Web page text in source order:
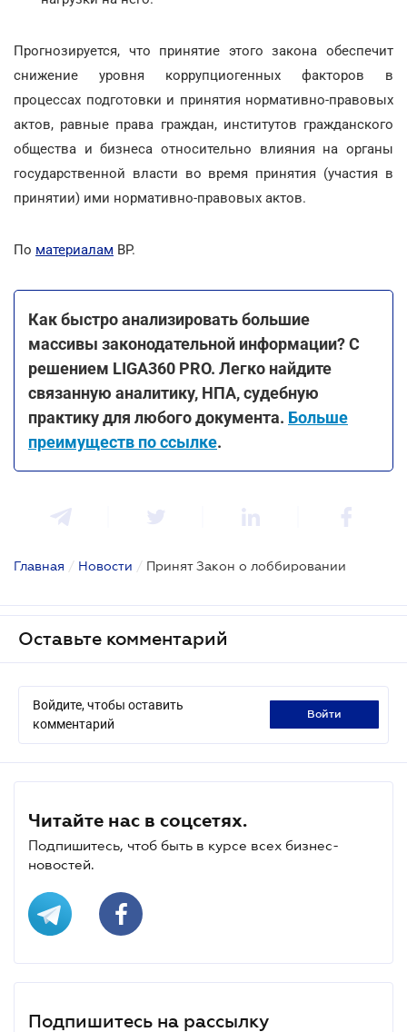
Прогнозируется, что принятие этого закона обеспечит
снижение уровня коррупциогенных факторов в
процессах подготовки и принятия нормативно-правовых
актов, равные права граждан, институтов гражданского
общества и бизнеса относительно влияния на органы
государственной власти во время принятия (участия в
принятии) ими нормативно-правовых актов.
По материалам ВР.
Как быстро анализировать большие
массивы законодательной информации? С
решением LIGA360 PRO. Легко найдите
связанную аналитику, НПА, судебную
практику для любого документа. Больше
преимуществ по ссылке.
Главная / Новости / Принят Закон о лоббировании
Оставьте комментарий
Войдите, чтобы оставить
комментарий
войти
Читайте нас в соцсетях.
Подпишитесь, чтоб быть в курсе всех бизнес-
новостей.
Подпишитесь на рассылку